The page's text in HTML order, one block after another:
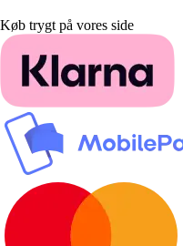
Køb trygt på vores side